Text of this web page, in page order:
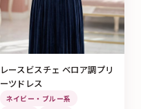
レースビスチェ ベロア調プリ
ーツドレス
ネイビー・ブルー系